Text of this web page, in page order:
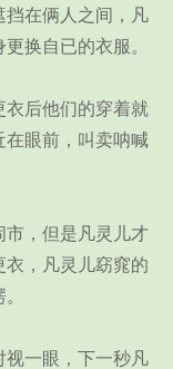
在俩人之间，凡
换自已的衣服。
后他们的穿着就
在眼前，叫卖呐喊
，但是凡灵儿才
衣，凡灵儿窈窕的
一眼，下一秒凡